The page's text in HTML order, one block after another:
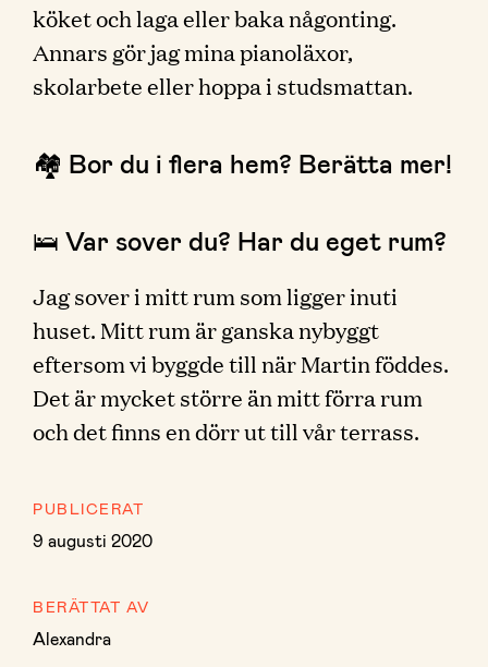
köket och laga eller baka någonting.
Annars gör jag mina pianoläxor,
skolarbete eller hoppa i studsmattan.
🏘 Bor du i flera hem? Berätta mer!
🛌 Var sover du? Har du eget rum?
Jag sover i mitt rum som ligger inuti
huset. Mitt rum är ganska nybyggt
eftersom vi byggde till när Martin föddes.
Det är mycket större än mitt förra rum
och det finns en dörr ut till vår terrass.
PUBLICERAT
9 augusti 2020
BERÄTTAT AV
Alexandra